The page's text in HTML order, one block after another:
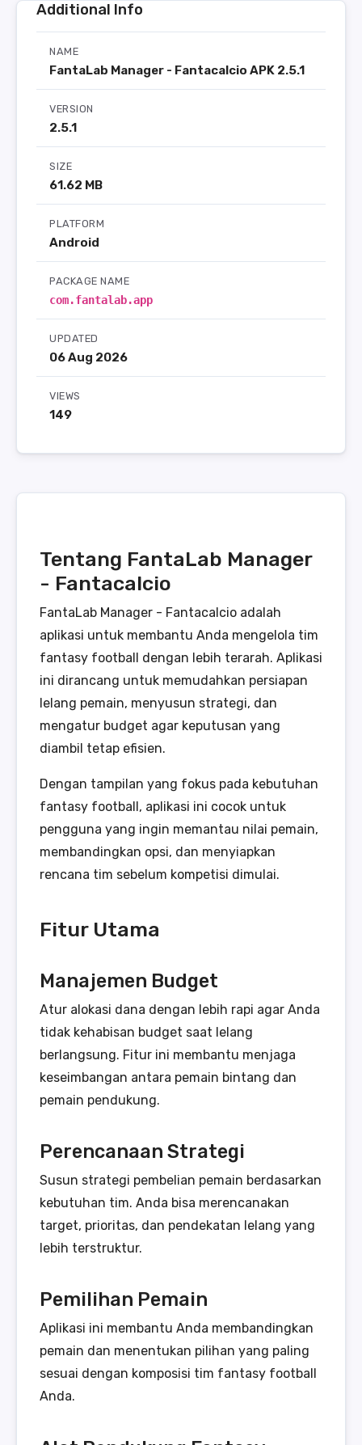
Additional Info
NAME
FantaLab Manager - Fantacalcio APK 2.5.1
VERSION
2.5.1
SIZE
61.62 MB
PLATFORM
Android
PACKAGE NAME
com.fantalab.app
UPDATED
06 Aug 2026
VIEWS
149
Tentang FantaLab Manager
- Fantacalcio
FantaLab Manager - Fantacalcio adalah
aplikasi untuk membantu Anda mengelola tim
fantasy football dengan lebih terarah. Aplikasi
ini dirancang untuk memudahkan persiapan
lelang pemain, menyusun strategi, dan
mengatur budget agar keputusan yang
diambil tetap efisien.
Dengan tampilan yang fokus pada kebutuhan
fantasy football, aplikasi ini cocok untuk
pengguna yang ingin memantau nilai pemain,
membandingkan opsi, dan menyiapkan
rencana tim sebelum kompetisi dimulai.
Fitur Utama
Manajemen Budget
Atur alokasi dana dengan lebih rapi agar Anda
tidak kehabisan budget saat lelang
berlangsung. Fitur ini membantu menjaga
keseimbangan antara pemain bintang dan
pemain pendukung.
Perencanaan Strategi
Susun strategi pembelian pemain berdasarkan
kebutuhan tim. Anda bisa merencanakan
target, prioritas, dan pendekatan lelang yang
lebih terstruktur.
Pemilihan Pemain
Aplikasi ini membantu Anda membandingkan
pemain dan menentukan pilihan yang paling
sesuai dengan komposisi tim fantasy football
Anda.